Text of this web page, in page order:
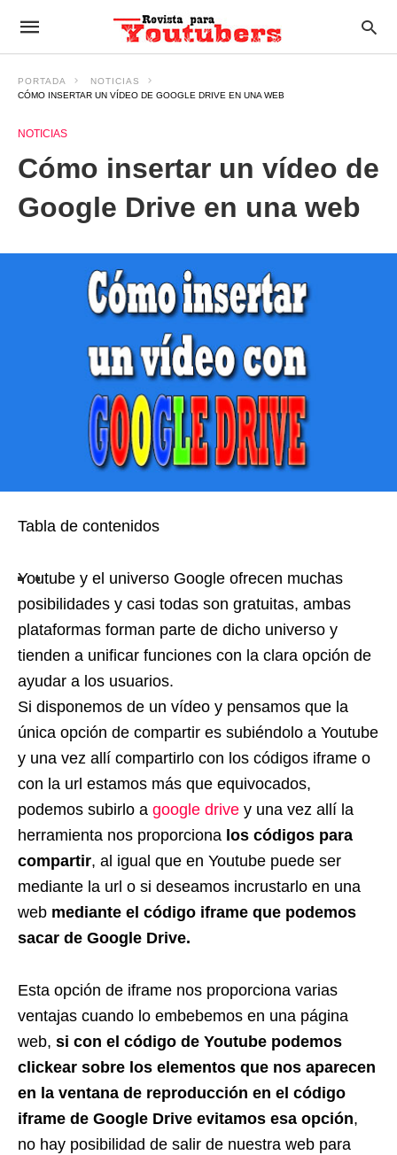
PORTADA
NOTICIAS
CÓMO INSERTAR UN VÍDEO DE GOOGLE DRIVE EN UNA WEB
NOTICIAS
Cómo insertar un vídeo de
Google Drive en una web
Tabla de contenidos
Youtube y el universo Google ofrecen muchas
posibilidades y casi todas son gratuitas, ambas
plataformas forman parte de dicho universo y
tienden a unificar funciones con la clara opción de
ayudar a los usuarios.
Si disponemos de un vídeo y pensamos que la
única opción de compartir es subiéndolo a Youtube
y una vez allí compartirlo con los códigos iframe o
con la url estamos más que equivocados,
podemos subirlo a google drive y una vez allí la
herramienta nos proporciona los códigos para
compartir, al igual que en Youtube puede ser
mediante la url o si deseamos incrustarlo en una
web mediante el código iframe que podemos
sacar de Google Drive.
Esta opción de iframe nos proporciona varias
ventajas cuando lo embebemos en una página
web, si con el código de Youtube podemos
clickear sobre los elementos que nos aparecen
en la ventana de reproducción en el código
iframe de Google Drive evitamos esa opción,
no hay posibilidad de salir de nuestra web para